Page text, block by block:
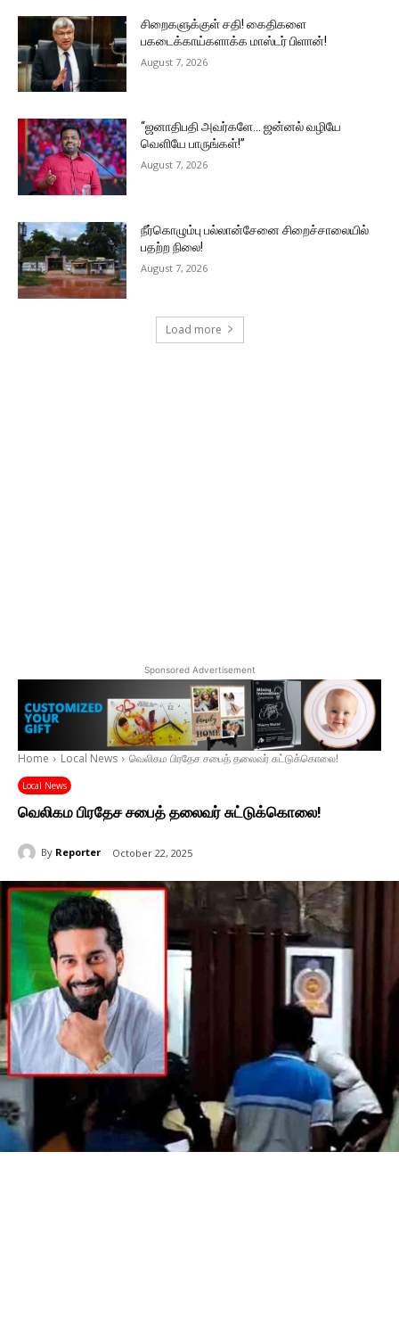
சிறைகளுக்குள் சதி! கைதிகளை
பகடைக்காய்களாக்க மாஸ்டர் பிளான்!
August 7, 2026
“ஜனாதிபதி அவர்களே… ஜன்னல் வழியே
வெளியே பாருங்கள்!”
August 7, 2026
நீர்கொழும்பு பல்லான்சேனை சிறைச்சாலையில்
பதற்ற நிலை!
August 7, 2026
Load more